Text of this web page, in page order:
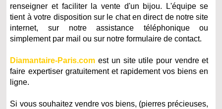
renseigner et faciliter la vente d'un bijou. L'équipe se
tient à votre disposition sur le chat en direct de notre site
internet, sur notre assistance téléphonique ou
simplement par mail ou sur notre formulaire de contact.
Diamantaire-Paris.com est un site utile pour vendre et
faire expertiser gratuitement et rapidement vos biens en
ligne.
Si vous souhaitez vendre vos biens, (pierres précieuses,